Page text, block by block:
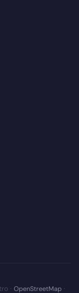
· OpenStreetMap·